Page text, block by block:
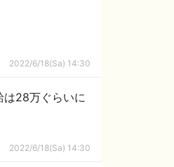
2022/6/18(Sa) 14:30
は28万ぐらいに
2022/6/18(Sa) 14:30